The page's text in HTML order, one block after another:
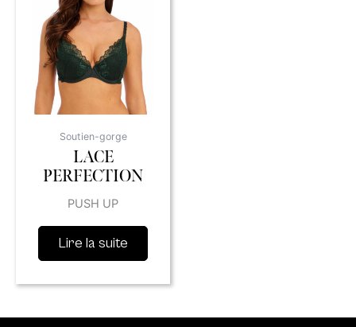
Soutien-gorge
LACE
PERFECTION
PUSH UP
Lire la suite